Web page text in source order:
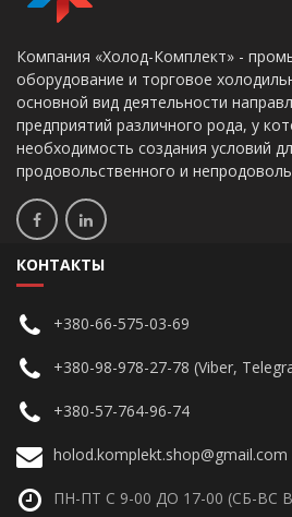
Компания «Холод-Комплект» -
оборудование и торговое
основной вид деятельности
предприятий различного рода, у
необходимость создания условий
продовольственного и
КОНТАКТЫ
+380-66-575-03-69
+380-98-978-27-78 (Viber,
+380-57-764-96-74
holod.komplekt.shop@gmail.com
ПН-ПТ С 9-00 ДО 17-00 (СБ-ВС